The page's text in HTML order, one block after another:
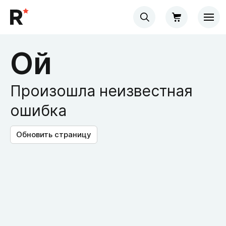
Ой
Произошла неизвестная
ошибка
Обновить страницу